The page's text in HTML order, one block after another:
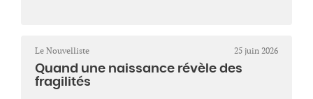
Le Nouvelliste 25 juin 2026
Quand une naissance révèle des
fragilités